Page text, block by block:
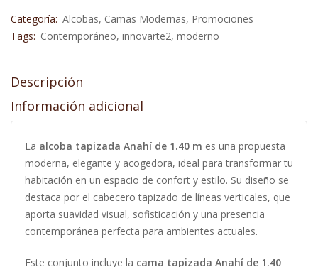
Categoría: Alcobas, Camas Modernas, Promociones
Tags: Contemporáneo, innovarte2, moderno
Descripción
Información adicional
La alcoba tapizada Anahí de 1.40 m es una propuesta
moderna, elegante y acogedora, ideal para transformar tu
habitación en un espacio de confort y estilo. Su diseño se
destaca por el cabecero tapizado de líneas verticales, que
aporta suavidad visual, sofisticación y una presencia
contemporánea perfecta para ambientes actuales.
Este conjunto incluye la cama tapizada Anahí de 1.40